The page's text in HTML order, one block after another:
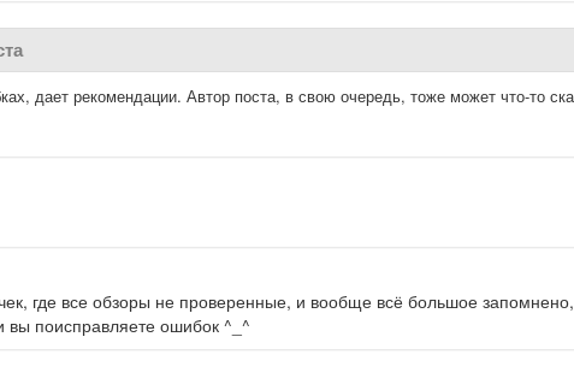
дает рекомендации. Автор поста, в свою очередь, тоже может что-то
где все обзоры не проверенные, и вообще всё большое запомнено,
вы поисправляете ошибок ^_^